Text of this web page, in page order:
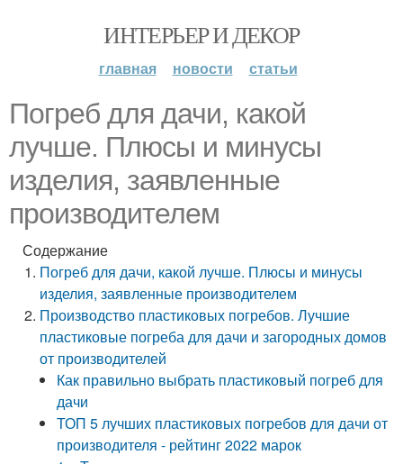
ИНТЕРЬЕР И ДЕКОР
главная новости статьи
Погреб для дачи, какой
лучше. Плюсы и минусы
изделия, заявленные
производителем
Содержание
Погреб для дачи, какой лучше. Плюсы и минусы
изделия, заявленные производителем
Производство пластиковых погребов. Лучшие
пластиковые погреба для дачи и загородных домов
от производителей
Как правильно выбрать пластиковый погреб для
дачи
ТОП 5 лучших пластиковых погребов для дачи от
производителя - рейтинг 2022 марок